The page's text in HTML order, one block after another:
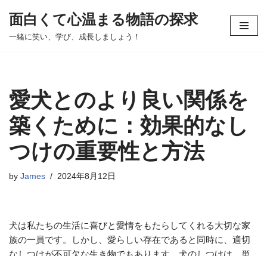
コ
ツ
へ
ス
キ
ッ
面白くて心温まる物語の探求
一緒に笑い、学び、成長しましょう！
愛犬とのより良い関係を
築くために：効果的なし
つけの重要性と方法
by James 2024年8月12日
犬は私たちの生活に喜びと愛情をもたらしてくれる大切な家
族の一員です。しかし、愛らしい存在であると同時に、適切
なしつけが不可欠な生き物でもあります。犬のしつけは、単